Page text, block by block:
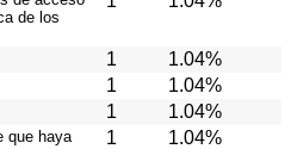
de los
1 1.04%
1 1.04%
1 1.04%
que haya
1 1.04%